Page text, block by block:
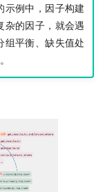
示例中，因子构建
杂的因子，就会遇
组平衡、缺失值处